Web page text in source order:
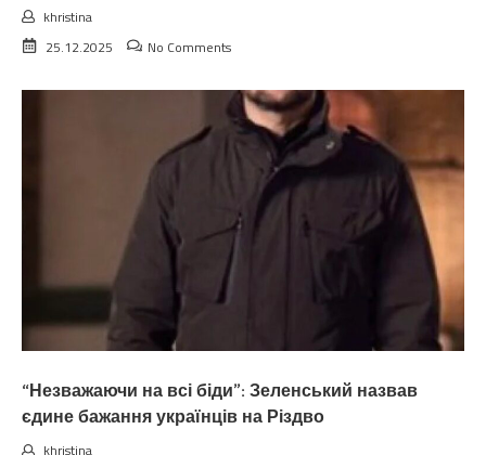
khristina
25.12.2025
No Comments
“Незважаючи на всі біди”: Зеленський назвав
єдине бажання українців на Різдво
khristina